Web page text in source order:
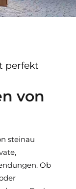
perfekt
von
steinau
Ob